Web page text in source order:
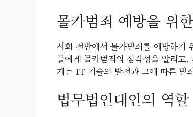
몰카범죄 예방을 위
사회 전반에서 몰카범죄를 예방하기
들에게 몰카범죄의 심각성을 알리고
게는 IT 기술의 발전과 그에 따른 범
법무법인대인의 역할